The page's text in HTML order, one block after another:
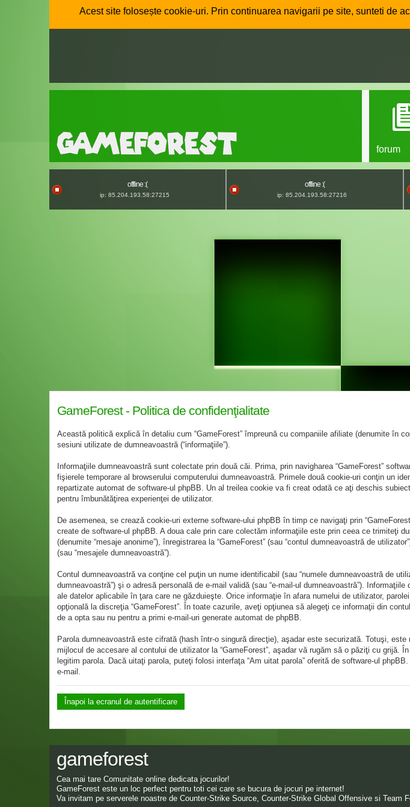
Acest site folosește cookie-uri. Prin continuarea navigarii pe site, sunteti de
forum
offline :(
ip: 85.204.193.58:27215
offline :(
ip: 85.204.193.58:27216
GameForest - Politica de confidenţialitate
Această politică explică în detaliu cum “GameForest” împreună cu companiile afiliate (denumite în
sesiuni utilizate de dumneavoastră (“informaţiile”).
Informaţiile dumneavoastră sunt colectate prin două căi. Prima, prin navigharea “GameForest”
fişierele temporare al browserului computerului dumneavoastră. Primele două cookie-uri conţin un
repartizate automat de software-ul phpBB. Un al treilea cookie va fi creat odată ce aţi deschis
pentru îmbunătăţirea experienţei de utilizator.
De asemenea, se crează cookie-uri externe software-ului phpBB în timp ce navigaţi prin
create de software-ul phpBB. A doua cale prin care colectăm informaţiile este prin ceea ce trimiteţi
(denumite “mesaje anonime”), înregistrarea la “GameForest” (sau “contul dumneavoastră de
(sau “mesajele dumneavoastră”).
Contul dumneavoastră va conţine cel puţin un nume identificabil (sau “numele dumneavoastră de
dumneavoastră”) şi o adresă personală de e-mail validă (sau “e-mail-ul dumneavoastră”).
ale datelor aplicabile în ţara care ne găzduieşte. Orice informaţie în afara numelui de utilizator,
opţională la discreţia “GameForest”. În toate cazurile, aveţi opţiunea să alegeţi ce informaţii din
de a opta sau nu pentru a primi e-mail-uri generate automat de phpBB.
Parola dumneavoastră este cifrată (hash într-o singură direcţie), aşadar este securizată. Totuşi,
mijlocul de accesare al contului de utilizator la “GameForest”, aşadar vă rugăm să o păziţi cu grijă.
legitim parola. Dacă uitaţi parola, puteţi folosi interfaţa “Am uitat parola” oferită de software-ul
e-mail.
Înapoi la ecranul de autentificare
gameforest
Cea mai tare Comunitate online dedicata jocurilor!
GameForest este un loc perfect pentru toti cei care se bucura de jocuri pe internet!
Va invitam pe serverele noastre de Counter-Strike Source, Counter-Strike Global Offensive si Team